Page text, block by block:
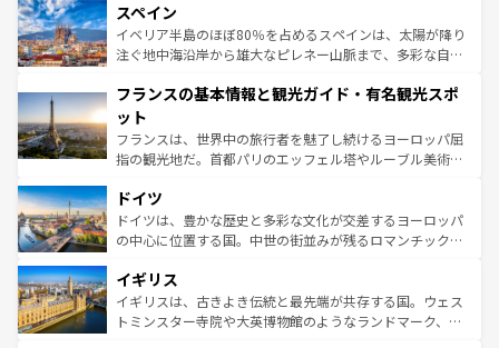
ろん、トスカーナの美しい田園風景やアマルフィ海岸の絶
景など、自然景観も見逃せない。観光の合間には、本場の
ピザやパスタなど、絶品のイタリア料理を堪能することも
ませてくれるイタリアで、忘れられない旅をしてみよう！
なお、新着のイタリア情報は
しい。
スペイン
イベリア半島のほぼ80％を占めるスペインは、太陽が降り
注ぐ地中海沿岸から雄大なピレネー山脈まで、多彩な自然
文化が根付くこの国では、情熱的なフラメンコ、熱気あふ
れる闘牛、そして美味しいタパスが生活の一部となってい
る。首都マドリードの洗練された雰囲気や、バルセロナの
アートに溢れた街角から、地方では古代ローマ遺跡や中世
せる。地方によって風土や気候が異なるスペインはその個
性で訪れる人を魅了する。 なお、新着のスペイン情報は コ
ンテンツ一覧を参照してほしい。
フランスの基本情報と観光ガイド・有名観光スポ
ット
フランスは、世界中の旅行者を魅了し続けるヨーロッパ屈
指の観光地だ。首都パリのエッフェル塔やルーブル美術館
で、幅広い魅力が詰まっている。華麗な宮殿、歴史的な大
聖堂、美しいビーチ、そして豊かな自然が、訪れる者を心
から魅了する。また、フランスは美食の国としても知ら
いる。シャンパンの発祥地であるランス、プロヴァンスの
香り高いラベンダー畑など、多彩な楽しみ方が可能だ。さ
らに、パリ以外の地域にも魅力が溢れており、どの街角に
ドイツ
ドイツは、豊かな歴史と多彩な文化が交差するヨーロッパ
の中心に位置する国。中世の街並みが残るロマンチック街
顔を持つこの国は、どこを歩いても飽きることがない。ベ
ルリンの文化的活気、バイエルン州のアルプスの絶景、そ
してライン川沿いのワイン畑といった風景は必見。ビール
イギリス
イギリスは、古きよき伝統と最先端が共存する国。ウェス
トミンスター寺院や大英博物館のようなランドマーク、歴